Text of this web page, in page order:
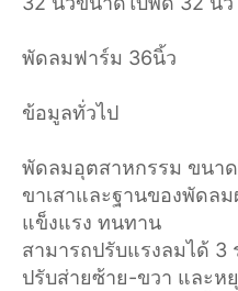
พัดลมฟาร์ม 36นิ้ว
ข้อมูลทั่วไป
พัดลมอุตสาหกรรม ขนา
ขาเสาและฐานของพัดล
แข็งแรง ทนทาน
สามารถปรับแรงลมได้ 3
ปรับส่ายซ้าย-ขวา และห